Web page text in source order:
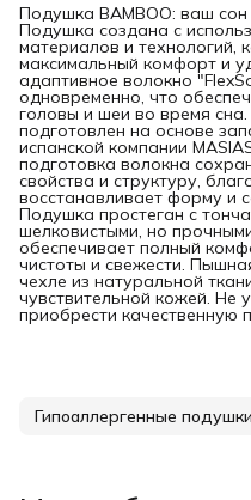
Подушка BAMBOO: ваш
Подушка создана с
материалов и технологий,
максимальный комфорт и
адаптивное волокно
одновременно, что
головы и шеи во время
подготовлен на основе
испанской компании
подготовка волокна
свойства и структуру,
восстанавливает форму и
Подушка простеган с
шелковистыми, но
обеспечивает полный
чистоты и свежести.
чехле из натуральной
чувствительной кожей. Не
приобрести качественную
Гипоаллергенные подушки